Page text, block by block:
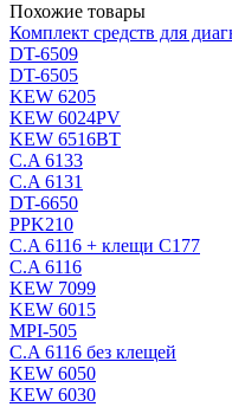
Похожие товары
Комплект средств для
DT-6509
DT-6505
KEW 6205
KEW 6024PV
KEW 6516BT
C.A 6133
C.A 6131
DT-6650
PPK210
C.A 6116 + клещи С177
C.A 6116
KEW 7099
KEW 6015
MPI-505
C.A 6116 без клещей
KEW 6050
KEW 6030